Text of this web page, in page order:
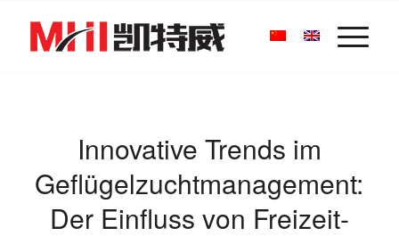
Innovative Trends im
Geflügelzuchtmanagement:
Der Einfluss von Freizeit-